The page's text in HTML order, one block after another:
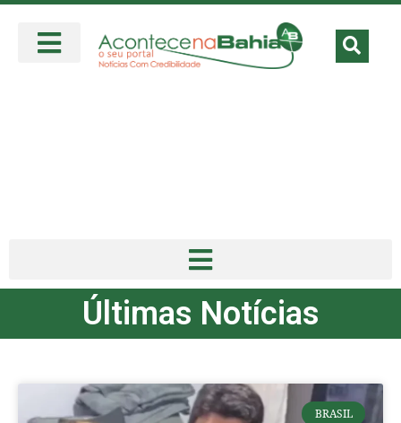
Últimas Notícias
BRASIL